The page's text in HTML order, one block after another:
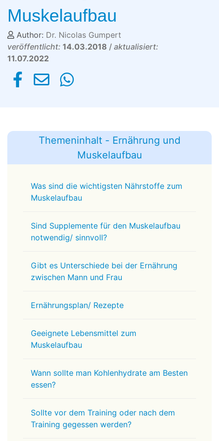
Muskelaufbau
Author: Dr. Nicolas Gumpert
veröffentlicht: 14.03.2018 / aktualisiert:
11.07.2022
Themeninhalt - Ernährung und
Muskelaufbau
Was sind die wichtigsten Nährstoffe zum
Muskelaufbau
Sind Supplemente für den Muskelaufbau
notwendig/ sinnvoll?
Gibt es Unterschiede bei der Ernährung
zwischen Mann und Frau
Ernährungsplan/ Rezepte
Geeignete Lebensmittel zum
Muskelaufbau
Wann sollte man Kohlenhydrate am Besten
essen?
Sollte vor dem Training oder nach dem
Training gegessen werden?